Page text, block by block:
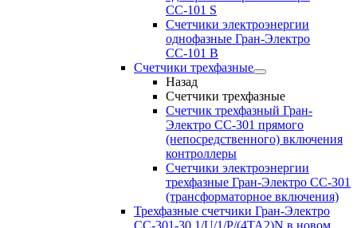
СС-101 S
Счетчики электроэнергии
однофазные Гран-Электро
СС-101 B
Счетчики трехфазные
Назад
Счетчики трехфазные
Счетчик трехфазный Гран-
Электро CC-301 прямого
(непосредственного) включения
контроллеры
Счетчики электроэнергии
трехфазные Гран-Электро CC-301
(трансформаторное включения)
Трехфазные счетчики Гран-Электро
СС-301-30.1/U/1/P/(4TA2)N в новом